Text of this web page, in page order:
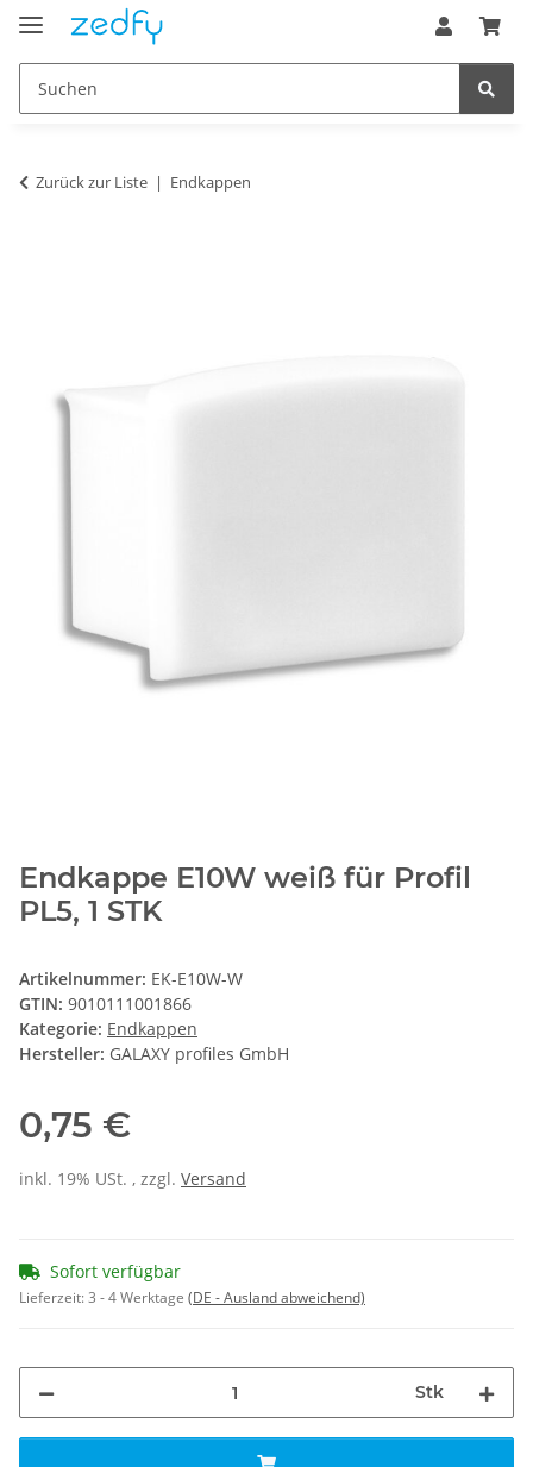
Zurück zur Liste Endkappen
Endkappe E10W weiß für Profil
PL5, 1 STK
Artikelnummer: EK-E10W-W
GTIN: 9010111001866
Kategorie: Endkappen
Hersteller: GALAXY profiles GmbH
0,75 €
inkl. 19% USt. , zzgl. Versand
Sofort verfügbar
Lieferzeit:3 - 4 Werktage (DE - Ausland abweichend)
Stk